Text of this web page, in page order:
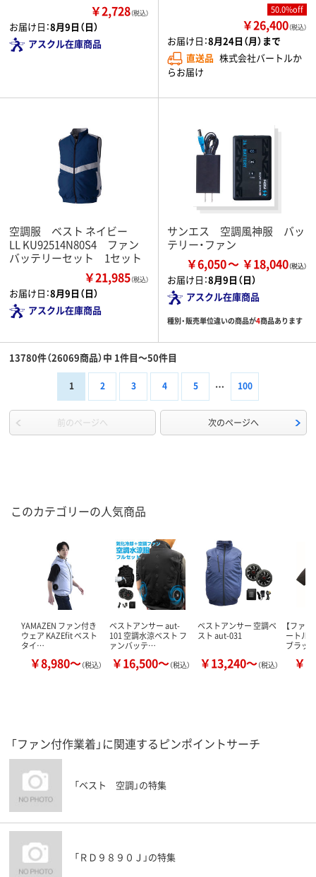
￥2,728（税込）
お届け日：8月9日（日）
アスクル在庫商品
50.0%off
￥26,400（税込）
お届け日：8月24日（月）まで
直送品 株式会社バートルか
らお届け
空調服 ベスト ネイビー
LL KU92514N80S4 ファン
バッテリーセット 1セット
￥21,985（税込）
お届け日：8月9日（日）
アスクル在庫商品
サンエス 空調風神服 バッ
テリー・ファン
￥6,050 ￥18,040
お届け日：8月9日（日）
アスクル在庫商品
種別・販売単位違いの商品が4商品あります
13780件（26069商品）中 1件目～50件目
1 2 3 4 5 100
前のページへ 次のページへ
このカテゴリーの人気商品
YAMAZEN ファン付き
ウェア KAZEfit ベスト
タイ…
￥8,980～（税込）
ベストアンサー aut-
101 空調水涼ベスト フ
ァンバッテ…
￥16,500～（税込）
ベストアンサー 空調ベ
スト aut-031
￥13,240～（税込）
【ファ
ートル
ブラッ
￥
「ファン付作業着」に関連するピンポイントサーチ
「ベスト 空調」の特集
「ＲＤ９８９０Ｊ」の特集